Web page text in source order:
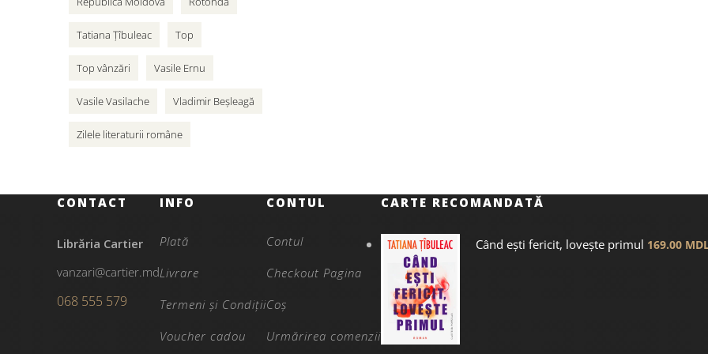
Tatiana Țîbuleac Top
Top vânzări Vasile Ernu
Vasile Vasilache Vladimir Beșleagă
Zilele literaturii române
CONTACT
Librăria Cartier
vanzari@cartier.md
068 555 579
INFO
Plată
Livrare
Termeni și Condiții
Voucher cadou
CONTUL
Contul
Checkout Pagina
Coș
Urmărirea comenzii
CARTE RECOMANDATĂ
Când ești fericit, lovește primul 169.00